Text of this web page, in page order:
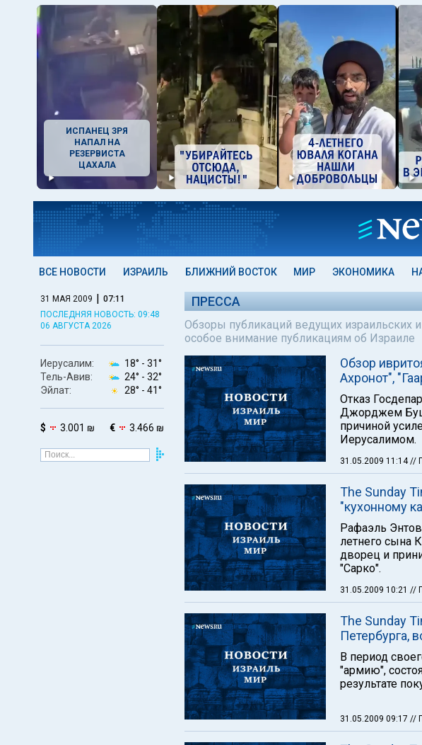
ИСПАНЕЦ ЗРЯ
НАПАЛ НА
РЕЗЕРВИСТА
ЦАХАЛА
ВСЕ НОВОСТИ ИЗРАИЛЬ БЛИЖНИЙ ВОСТОК МИР ЭКОНОМИКА
31 МАЯ 2009 | 07:11
ПОСЛЕДНЯЯ НОВОСТЬ: 09:48
06 АВГУСТА 2026
Иерусалим: 18° - 31°
Тель-Авив:
24° - 32°
Эйлат:
28° - 41°
$ 3.001 ₪ € 3.466 ₪
ПРЕССА
Обзоры публикаций ведущих израильских
особое внимание публикациям об Израиле
Обзор
Ахронот",
Отказ
Джорджем
причиной
Иерусалимом.
31.05.2009 11:14//
The Sunday
"кухонному
Рафаэль
летнего сына
дворец и
"Сарко".
31.05.2009 10:21 //
The Sunday
Петербурга,
В период
"армию",
результате
31.05.2009 09:17 //